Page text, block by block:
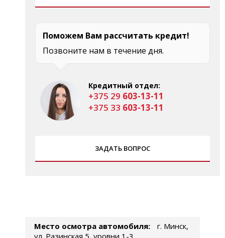
Поможем Вам рассчитать кредит!
Позвоните нам в течение дня.
Кредитный отдел:
+375 29 603-13-11
+375 33 603-13-11
ЗАДАТЬ ВОПРОС
Место осмотра автомобиля:
г. Минск,
ул. Разинская 5, уровни 1-3